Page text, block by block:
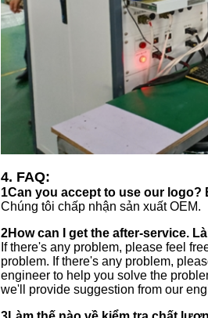
4. FAQ:
1Can you accept to use our
Chúng tôi chấp nhận sản xuất OEM.
2How can I get the after-service.
If there's any problem, please feel
problem. If there's any problem,
engineer to help you solve the
we'll provide suggestion from our